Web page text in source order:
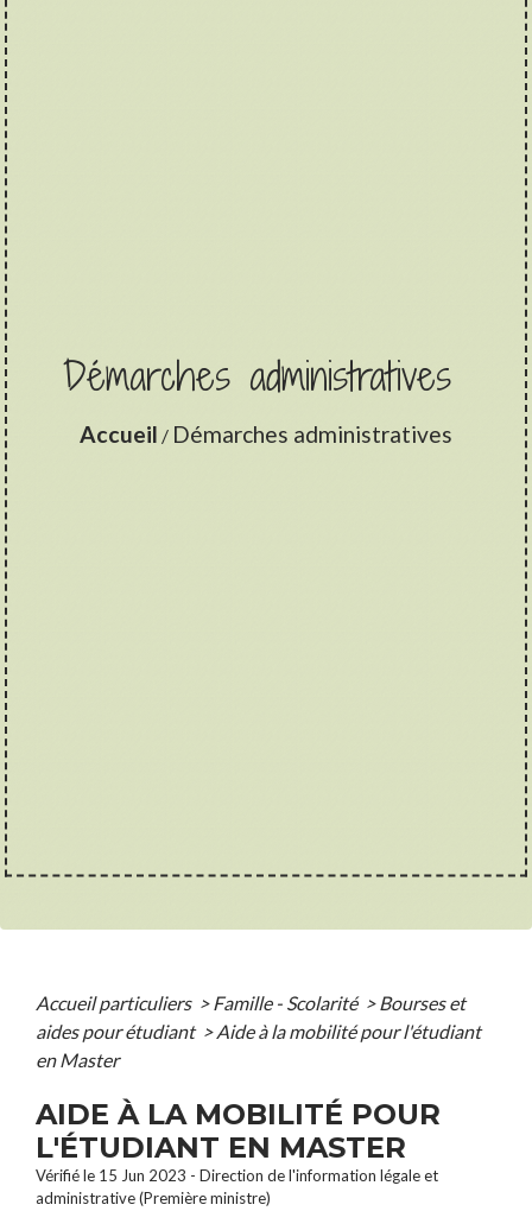
Démarches administratives
Accueil / Démarches administratives
Accueil particuliers > Famille - Scolarité > Bourses et
aides pour étudiant > Aide à la mobilité pour l'étudiant
en Master
AIDE À LA MOBILITÉ POUR
L'ÉTUDIANT EN MASTER
Vérifié le 15 Jun 2023 - Direction de l'information légale et
administrative (Première ministre)